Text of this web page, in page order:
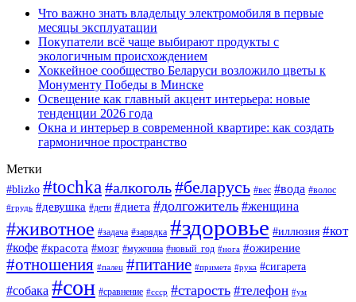
Что важно знать владельцу электромобиля в первые
месяцы эксплуатации
Покупатели всё чаще выбирают продукты с
экологичным происхождением
Хоккейное сообщество Беларуси возложило цветы к
Монументу Победы в Минске
Освещение как главный акцент интерьера: новые
тенденции 2026 года
Окна и интерьер в современной квартире: как создать
гармоничное пространство
Метки
#blizko #tochka #алкоголь#беларусь #вес #вода #волос
#грудь #девушка #дети #диета #долгожитель #женщина
#животное #задача #зарядка #здоровье #иллюзия #кот
#кофе #красота #мозг #мужчина #новый_год #нога #ожирение
#отношения #палец #питание #примета #рука #сигарета
#собака #сон #сравнение #ссср #старость #телефон #ум